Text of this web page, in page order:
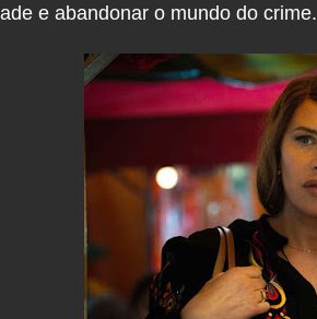
e abandonar o mundo do crime.